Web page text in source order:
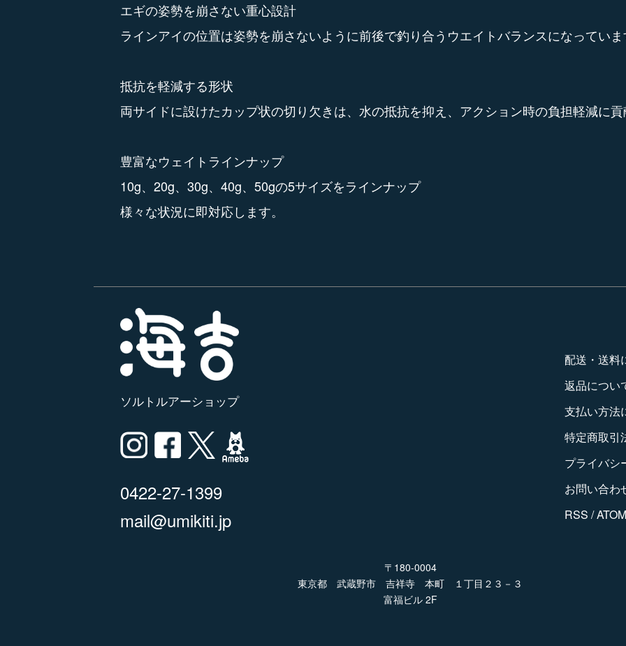
エギの姿勢を崩さない重心設計
ラインアイの位置は姿勢を崩さないように前後で釣り合うウエイトバランスになっていま
抵抗を軽減する形状
両サイドに設けたカップ状の切り欠きは、水の抵抗を抑え、アクション時の負担軽減に
豊富なウェイトラインナップ
10g、20g、30g、40g、50gの5サイズをラインナップ
様々な状況に即対応します。
ソルトルアーショップ
0422-27-1399
mail@umikiti.jp
〒180-0004
東京都 武蔵野市 吉祥寺 本町 １丁目２３－３
富福ビル 2F
配送・送料
返品につい
支払い方法
特定商取引
プライバシ
お問い合わ
RSS /ATOM